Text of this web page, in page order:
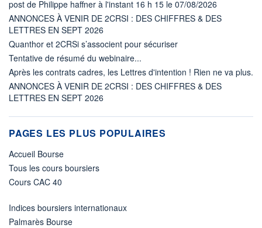
post de Philippe haffner à l'instant 16 h 15 le 07/08/2026
ANNONCES À VENIR DE 2CRSI : DES CHIFFRES & DES
LETTRES EN SEPT 2026
Quanthor et 2CRSi s’associent pour sécuriser
Tentative de résumé du webinaire...
Après les contrats cadres, les Lettres d'intention ! Rien ne va plus.
ANNONCES À VENIR DE 2CRSI : DES CHIFFRES & DES
LETTRES EN SEPT 2026
PAGES LES PLUS POPULAIRES
Accueil Bourse
Tous les cours boursiers
Cours CAC 40
Indices boursiers internationaux
Palmarès Bourse